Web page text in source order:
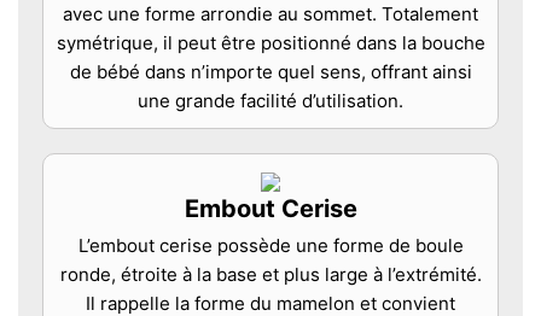
avec une forme arrondie au sommet. Totalement
symétrique, il peut être positionné dans la bouche
de bébé dans n’importe quel sens, offrant ainsi
une grande facilité d’utilisation.
Embout Cerise
L’embout cerise possède une forme de boule
ronde, étroite à la base et plus large à l’extrémité.
Il rappelle la forme du mamelon et convient